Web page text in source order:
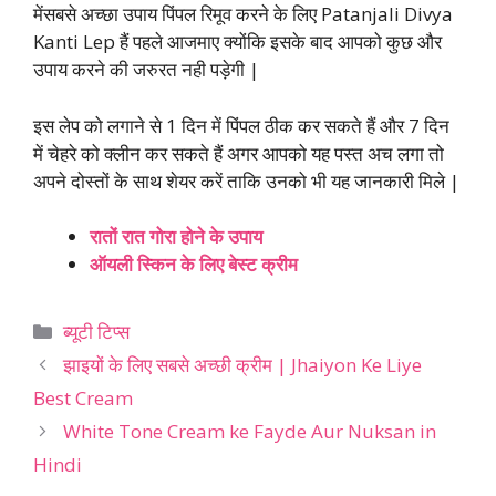
मेंसबसे अच्छा उपाय पिंपल रिमूव करने के लिए Patanjali Divya
Kanti Lep हैं पहले आजमाए क्योंकि इसके बाद आपको कुछ और
उपाय करने की जरुरत नही पड़ेगी |
इस लेप को लगाने से 1 दिन में पिंपल ठीक कर सकते हैं और 7 दिन
में चेहरे को क्लीन कर सकते हैं अगर आपको यह पस्त अच लगा तो
अपने दोस्तों के साथ शेयर करें ताकि उनको भी यह जानकारी मिले |
रातों रात गोरा होने के उपाय
ऑयली स्किन के लिए बेस्ट क्रीम
Categories
ब्यूटी टिप्स
झाइयों के लिए सबसे अच्छी क्रीम | Jhaiyon Ke Liye
Best Cream
White Tone Cream ke Fayde Aur Nuksan in
Hindi